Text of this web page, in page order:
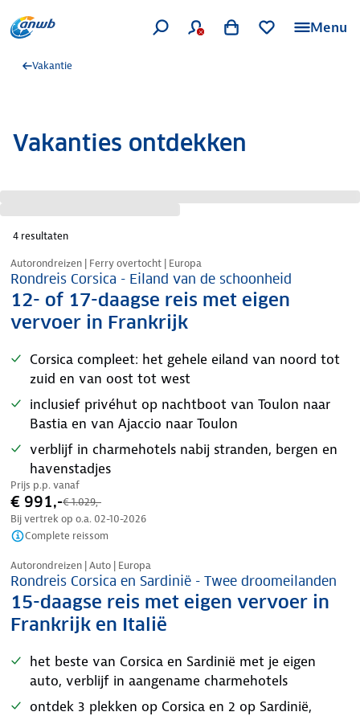
Menu
Vakantie
Vakanties ontdekken
4 resultaten
Nazomer korting
Autorondreizen | Ferry overtocht | Europa
Rondreis Corsica - Eiland van de schoonheid
12- of 17-daagse reis met eigen
vervoer in Frankrijk
Corsica compleet: het gehele eiland van noord tot
zuid en van oost tot west
inclusief privéhut op nachtboot van Toulon naar
Bastia en van Ajaccio naar Toulon
verblijf in charmehotels nabij stranden, bergen en
havenstadjes
Prijs p.p. vanaf
€ 991,-€ 1.029,-
Bij vertrek op o.a. 02-10-2026
Complete reissom
Nazomer korting
Autorondreizen | Auto | Europa
Rondreis Corsica en Sardinië - Twee droomeilanden
15-daagse reis met eigen vervoer in
Frankrijk en Italië
het beste van Corsica en Sardinië met je eigen
auto, verblijf in aangename charmehotels
ontdek 3 plekken op Corsica en 2 op Sardinië,